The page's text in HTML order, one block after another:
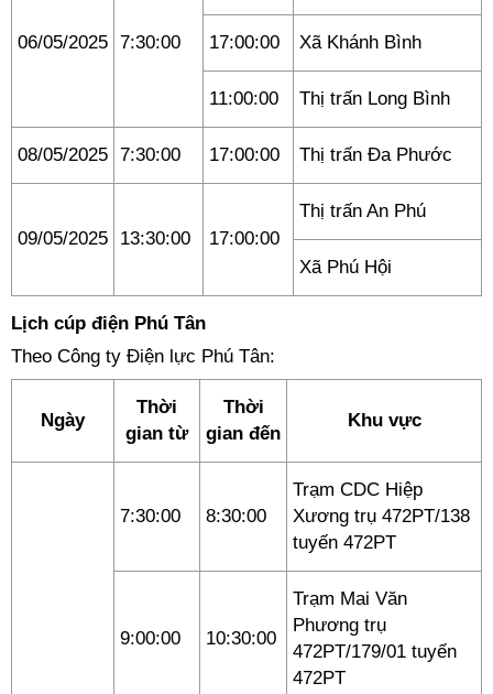
06/05/2025 7:30:00 17:00:00 Xã Khánh Bình
11:00:00 Thị trấn Long Bình
08/05/2025 7:30:00 17:00:00 Thị trấn Đa Phước
09/05/2025 13:30:00 17:00:00
Thị trấn An Phú
Xã Phú Hội
Lịch cúp điện Phú Tân
Theo Công ty Điện lực Phú Tân:
Ngày
Thời
gian từ
Thời
gian đến
Khu vực
7:30:00 8:30:00
Trạm CDC Hiệp
Xương trụ 472PT/138
tuyến 472PT
9:00:00 10:30:00
Trạm Mai Văn
Phương trụ
472PT/179/01 tuyến
472PT